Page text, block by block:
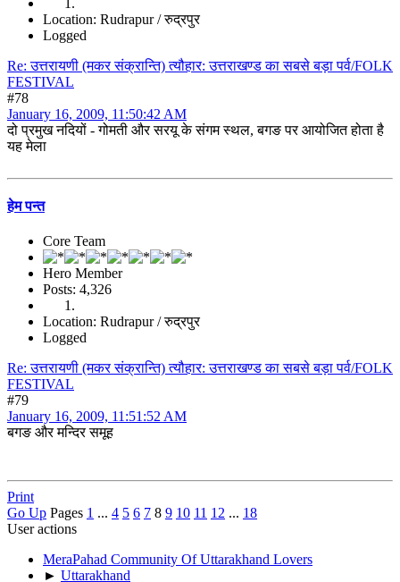
Location: Rudrapur / रुद्रपुर
Logged
Re: उत्तरायणी (मकर संक्रान्ति) त्यौहार: उत्तराखण्ड का सबसे बड़ा पर्व/FOLK
FESTIVAL
#78
January 16, 2009, 11:50:42 AM
दो प्रमुख नदियों - गोमती और सरयू के संगम स्थल, बगङ पर आयोजित होता है
यह मेला
हेम पन्त
Core Team
Hero Member
Posts: 4,326
Location: Rudrapur / रुद्रपुर
Logged
Re: उत्तरायणी (मकर संक्रान्ति) त्यौहार: उत्तराखण्ड का सबसे बड़ा पर्व/FOLK
FESTIVAL
#79
January 16, 2009, 11:51:52 AM
बगङ और मन्दिर समूह
Print
Go Up Pages 1 ... 4 5 6 7 8 9 10 11 12 ... 18
User actions
MeraPahad Community Of Uttarakhand Lovers
► Uttarakhand